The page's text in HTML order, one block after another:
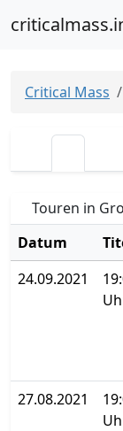
Critical Mass
Touren in
Datum
24.09.2021
27.08.2021